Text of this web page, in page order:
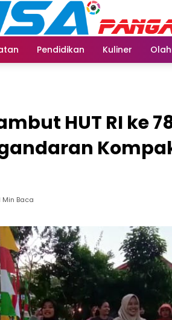
Pendidikan Kuliner
HUT RI ke
Min Baca